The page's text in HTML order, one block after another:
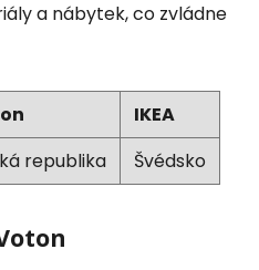
a nábytek, co zvládne
IKEA
republika Švédsko